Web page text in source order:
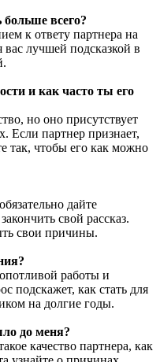
всего?
к ответу партнера на
лучшей подсказкой в
и как часто ты его
но оно присутствует
Если партнер признает,
так, чтобы его как можно
дайте
свой рассказ.
свои причины.
работы и
подскажет, как стать для
на долгие годы.
до меня?
качество партнера, как